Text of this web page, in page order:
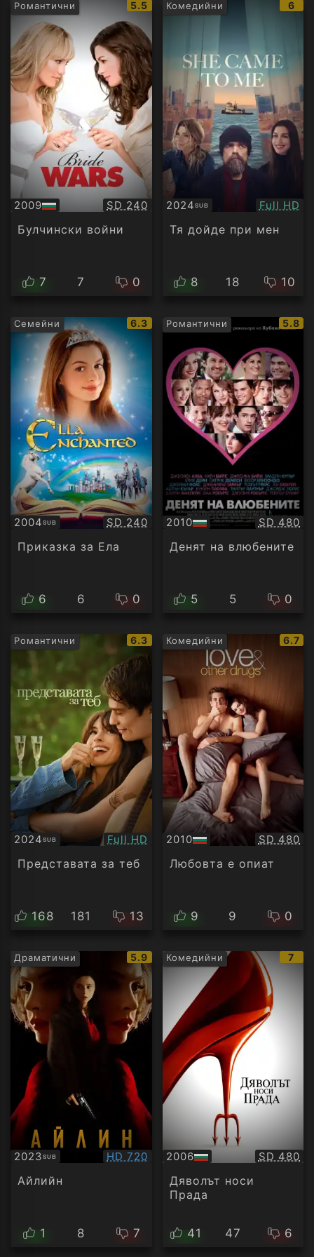
Романтични
IMDb
рейтинг:
5.5
2009
БГ
аудио
Качество:
SD 240
Булчински войни
7 7 0
Комедийни 6
2024SUB
Субтитри Full HD
Тя дойде при мен
8 18 10
Семейни
IMDb
рейтинг:
6.3
2004SUB
Субтитри Качество:
SD 240
Приказка за Ела
6 6 0
Романтични
IMDb
5.8
2010
БГ
аудио
SD 480
Денят на влюбените
5 5 0
Романтични
IMDb
рейтинг:
6.3
2024SUB
Субтитри Качество:
Full HD
Представата за теб
168 181 13
Комедийни
IMDb
6.7
2010
БГ
аудио
SD 480
Любовта е опиат
9 9 0
Драматични
IMDb
рейтинг:
5.9
2023SUB
Субтитри Качество:
HD 720
Айлийн
1 8 7
Комедийни 7
2006
БГ
аудио
SD 480
Дяволът носи
Прада
41 47 6